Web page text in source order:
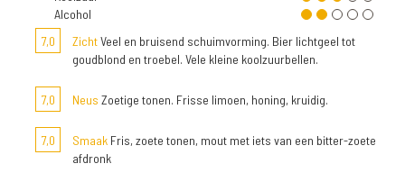
Alcohol
7,0
ZichtVeel en bruisend schuimvorming. Bier lichtgeel tot
goudblond en troebel. Vele kleine koolzuurbellen.
7,0 Neus Zoetige tonen. Frisse limoen, honing, kruidig.
7,0 Smaak Fris, zoete tonen, mout met iets van een bitter-zoete
afdronk